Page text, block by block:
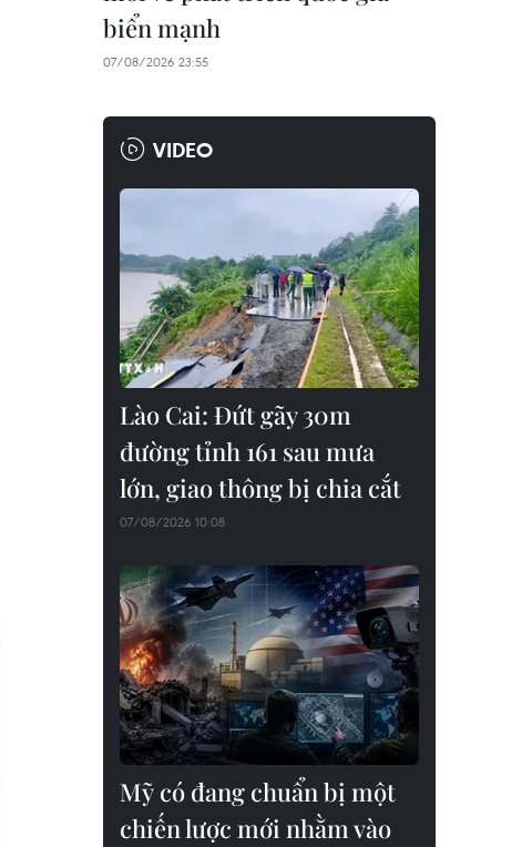
biển mạnh
07/08/2026 23:55
VIDEO
Lào Cai: Đứt gãy 30m
đường tỉnh 161 sau mưa
lớn, giao thông bị chia cắt
07/08/2026 10:08
Mỹ có đang chuẩn bị một
chiến lược mới nhằm vào